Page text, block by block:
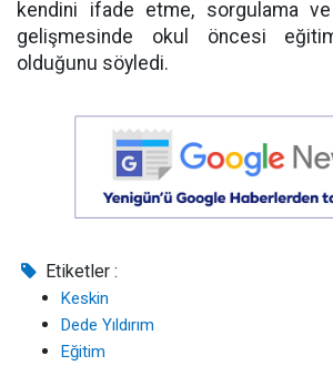
kendini ifade etme, sorgulama
gelişmesinde okul öncesi
olduğunu söyledi.
Etiketler :
Keskin
Dede Yıldırım
Eğitim